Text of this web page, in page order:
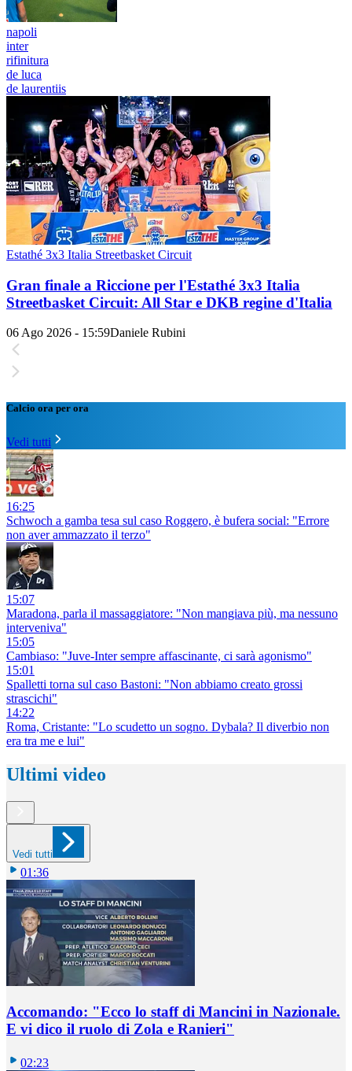
napoli
inter
rifinitura
de luca
de laurentiis
Estathé 3x3 Italia Streetbasket Circuit
Gran finale a Riccione per l'Estathé 3x3 Italia
Streetbasket Circuit: All Star e DKB regine d'Italia
06 Ago 2026 - 15:59Daniele Rubini
Calcio ora per ora
Vedi tutti
16:25
Schwoch a gamba tesa sul caso Roggero, è bufera social: "Errore
non aver ammazzato il terzo"
15:07
Maradona, parla il massaggiatore: "Non mangiava più, ma nessuno
interveniva"
15:05
Cambiaso: "Juve-Inter sempre affascinante, ci sarà agonismo"
15:01
Spalletti torna sul caso Bastoni: "Non abbiamo creato grossi
strascichi"
14:22
Roma, Cristante: "Lo scudetto un sogno. Dybala? Il diverbio non
era tra me e lui"
Ultimi video
Vedi tutti
01:36
Accomando: "Ecco lo staff di Mancini in Nazionale.
E vi dico il ruolo di Zola e Ranieri"
02:23